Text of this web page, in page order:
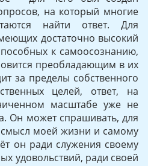
на который многие
найти ответ. Для
достаточно высокий
к самоосознанию,
преобладающим в их
за пределы собственного
целей, ответ, на
масштабе уже не
Он может спрашивать, для
моей жизни и самому
он ради служения своему
удовольствий, ради своей